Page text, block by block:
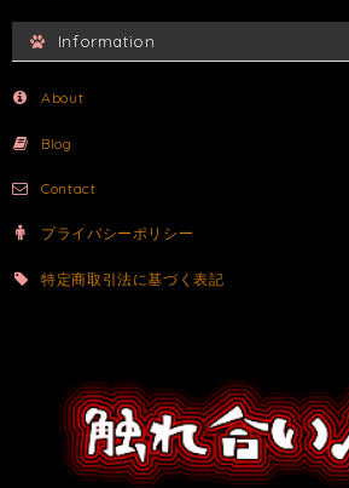
Information
About
Blog
Contact
プライバシーポリシー
特定商取引法に基づく表記